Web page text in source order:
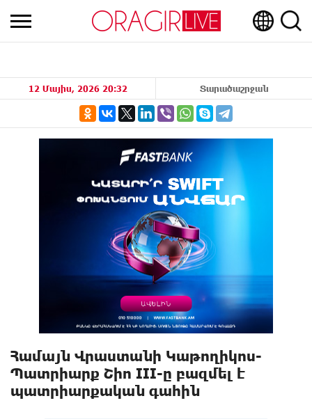
12 Մայիս, 2026 20:32 Տարածաշրջան
Համայն Վրաստանի Կաթողիկոս-
Պատրիարք Շիո III-ը բազմել է
պատրիարքական գահին